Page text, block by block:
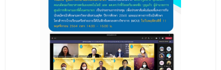
- ศูนย์ปัญญาประดิษฐ์เพื่อการศึกษา
- ข่าวประชาสัมพันธ์